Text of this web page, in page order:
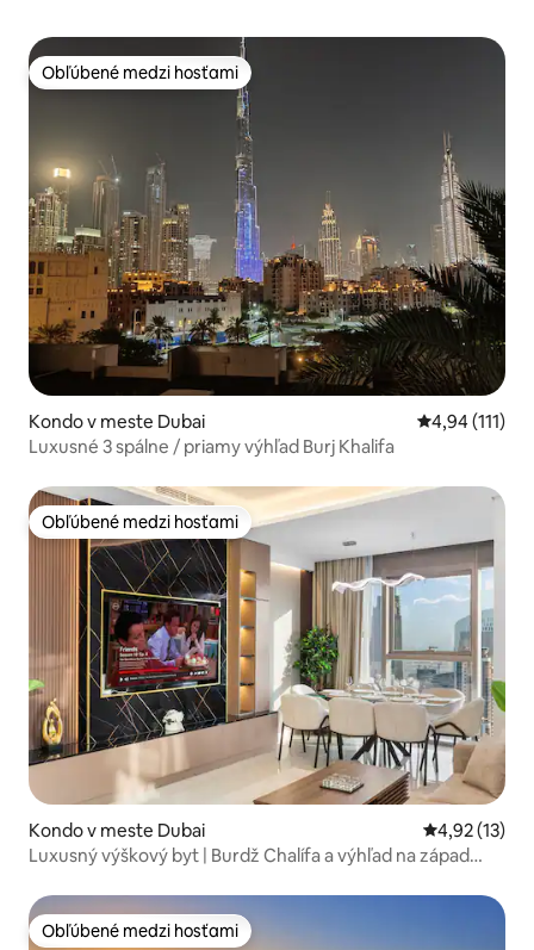
Obľúbené medzi hosťami
Obľúbené medzi hosťami
Kondo v meste Dubai Priemerné
4,94 (111)
Luxusné 3 spálne / priamy výhľad Burj Khalifa
Obľúbené medzi hosťami
Obľúbené medzi hosťami
Kondo v meste Dubai Priemerné
4,92 (13)
Luxusný výškový byt | Burdž Chalífa a výhľad na západ
Obľúbené medzi hosťami
Obľúbené medzi hosťami